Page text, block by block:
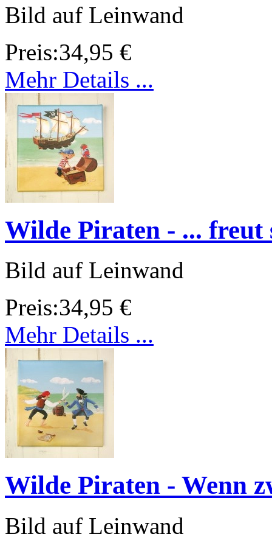
Bild auf Leinwand
Preis:34,95 €
Mehr Details ...
Wilde Piraten - ...
Bild auf Leinwand
Preis:34,95 €
Mehr Details ...
Wilde Piraten - Wenn
Bild auf Leinwand